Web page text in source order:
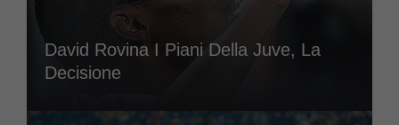
David Rovina I Piani Della Juve, La
Decisione